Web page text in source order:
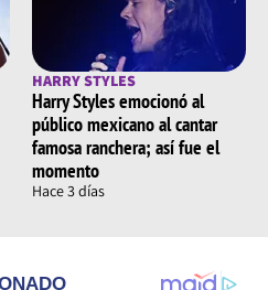
HARRY STYLES
Harry Styles emocionó al
público mexicano al cantar
famosa ranchera; así fue el
momento
Hace 3 días